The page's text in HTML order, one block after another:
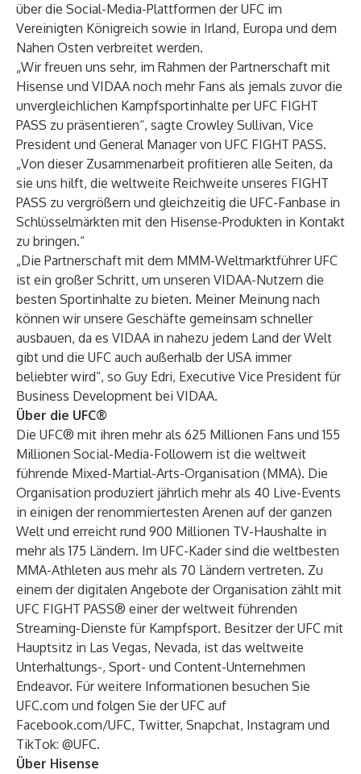
über die Social-Media-Plattformen der UFC im
Vereinigten Königreich sowie in Irland, Europa und dem
Nahen Osten verbreitet werden.
„Wir freuen uns sehr, im Rahmen der Partnerschaft mit
Hisense und VIDAA noch mehr Fans als jemals zuvor die
unvergleichlichen Kampfsportinhalte per UFC FIGHT
PASS zu präsentieren“, sagte Crowley Sullivan, Vice
President und General Manager von UFC FIGHT PASS.
„Von dieser Zusammenarbeit profitieren alle Seiten, da
sie uns hilft, die weltweite Reichweite unseres FIGHT
PASS zu vergrößern und gleichzeitig die UFC-Fanbase in
Schlüsselmärkten mit den Hisense-Produkten in Kontakt
zu bringen.“
„Die Partnerschaft mit dem MMM-Weltmarktführer UFC
ist ein großer Schritt, um unseren VIDAA-Nutzern die
besten Sportinhalte zu bieten. Meiner Meinung nach
können wir unsere Geschäfte gemeinsam schneller
ausbauen, da es VIDAA in nahezu jedem Land der Welt
gibt und die UFC auch außerhalb der USA immer
beliebter wird“, so Guy Edri, Executive Vice President für
Business Development bei VIDAA.
Über die UFC®
Die UFC® mit ihren mehr als 625 Millionen Fans und 155
Millionen Social-Media-Followern ist die weltweit
führende Mixed-Martial-Arts-Organisation (MMA). Die
Organisation produziert jährlich mehr als 40 Live-Events
in einigen der renommiertesten Arenen auf der ganzen
Welt und erreicht rund 900 Millionen TV-Haushalte in
mehr als 175 Ländern. Im UFC-Kader sind die weltbesten
MMA-Athleten aus mehr als 70 Ländern vertreten. Zu
einem der digitalen Angebote der Organisation zählt mit
UFC FIGHT PASS® einer der weltweit führenden
Streaming-Dienste für Kampfsport. Besitzer der UFC mit
Hauptsitz in Las Vegas, Nevada, ist das weltweite
Unterhaltungs-, Sport- und Content-Unternehmen
Endeavor. Für weitere Informationen besuchen Sie
UFC.com und folgen Sie der UFC auf
Facebook.com/UFC, Twitter, Snapchat, Instagram und
TikTok: @UFC.
Über Hisense